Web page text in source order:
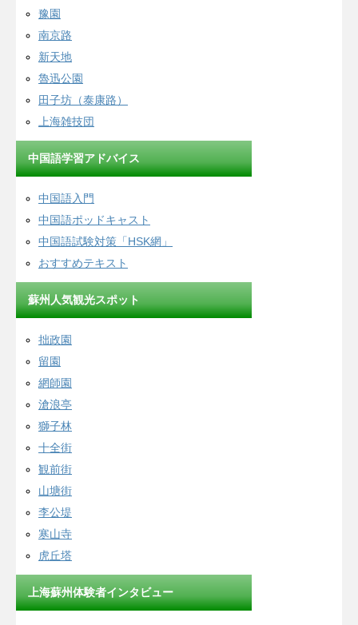
豫園
南京路
新天地
魯迅公園
田子坊（泰康路）
上海雑技団
中国語学習アドバイス
中国語入門
中国語ポッドキャスト
中国語試験対策「HSK網」
おすすめテキスト
蘇州人気観光スポット
拙政園
留園
網師園
滄浪亭
獅子林
十全街
観前街
山塘街
李公堤
寒山寺
虎丘塔
上海蘇州体験者インタビュー